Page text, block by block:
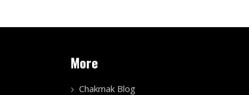
More
Chakmak Blog